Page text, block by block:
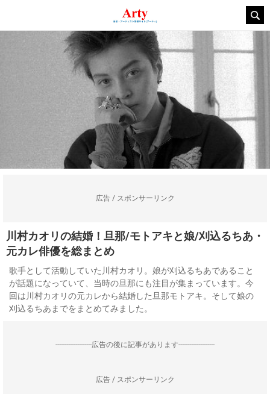
広告 / スポンサーリンク
川村カオリの結婚！旦那/モトアキと娘/刈込るちあ・
元カレ俳優を総まとめ
歌手として活動していた川村カオリ。娘が刈込るちあであること
が話題になっていて、当時の旦那にも注目が集まっています。今
回は川村カオリの元カレから結婚した旦那モトアキ。そして娘の
刈込るちあまでをまとめてみました。
--------------------広告の後に記事があります--------------------
広告 / スポンサーリンク